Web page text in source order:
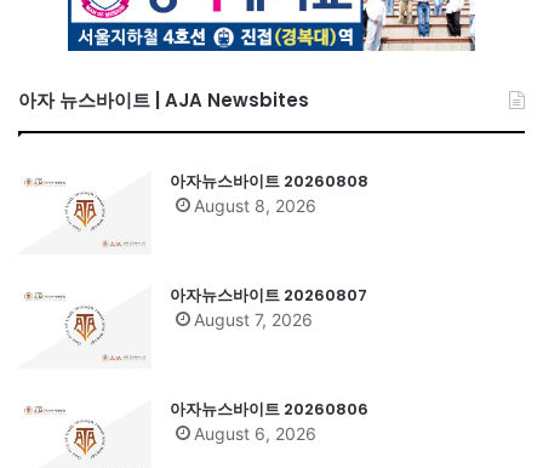
아자 뉴스바이트 | AJA Newsbites
아자뉴스바이트 20260808
August 8, 2026
아자뉴스바이트 20260807
August 7, 2026
아자뉴스바이트 20260806
August 6, 2026